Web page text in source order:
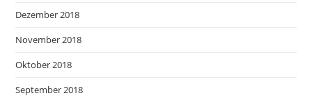
Dezember 2018
November 2018
Oktober 2018
September 2018